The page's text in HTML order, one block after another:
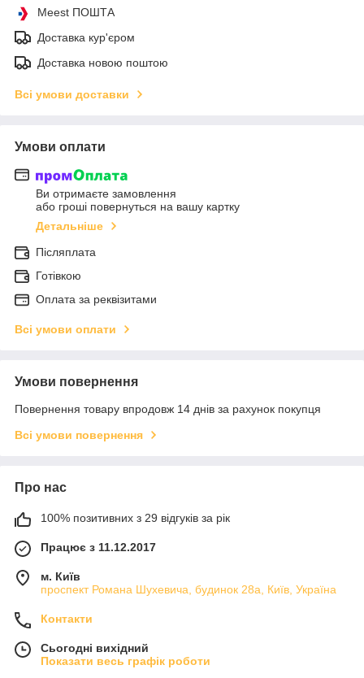
Meest ПОШТА
Доставка кур'єром
Доставка новою поштою
Всі умови доставки
Умови оплати
Ви отримаєте замовлення
або гроші повернуться на вашу картку
Детальніше
Післяплата
Готівкою
Оплата за реквізитами
Всі умови оплати
Умови повернення
Повернення товару впродовж 14 днів за рахунок покупця
Всі умови повернення
Про нас
100% позитивних з 29 відгуків за рік
Працює з 11.12.2017
м. Київ
проспект Романа Шухевича, будинок 28а, Київ, Україна
Контакти
Сьогодні вихідний
Показати весь графік роботи